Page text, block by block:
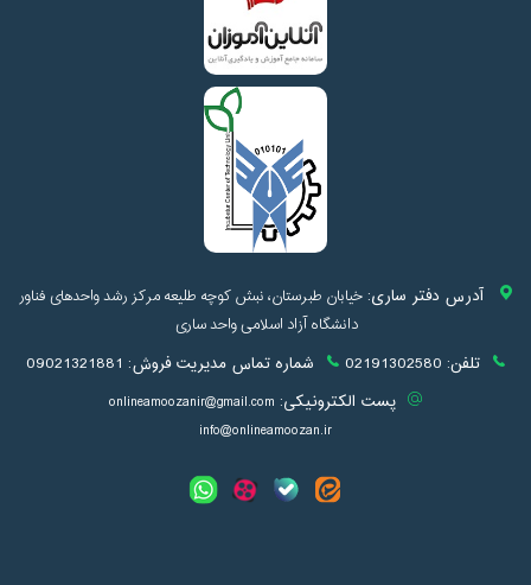
آدرس دفتر ساری:خیابان طبرستان، نبش کوچه طلیعه مرکز رشد واحدهای فناور
دانشگاه آزاد اسلامی واحد ساری
تلفن: 02191302580 شماره تماس مدیریت فروش: 09021321881
پست الکترونیکی: onlineamoozanir@gmail.com
info@onlineamoozan.ir